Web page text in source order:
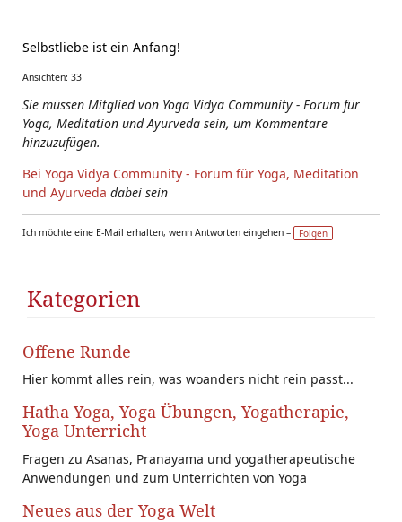
Selbstliebe ist ein Anfang!
Ansichten: 33
Sie müssen Mitglied von Yoga Vidya Community - Forum für
Yoga, Meditation und Ayurveda sein, um Kommentare
hinzuzufügen.
Bei Yoga Vidya Community - Forum für Yoga, Meditation
und Ayurveda dabei sein
Ich möchte eine E-Mail erhalten, wenn Antworten eingehen – Folgen
Kategorien
Offene Runde
Hier kommt alles rein, was woanders nicht rein passt...
Hatha Yoga, Yoga Übungen, Yogatherapie,
Yoga Unterricht
Fragen zu Asanas, Pranayama und yogatherapeutische
Anwendungen und zum Unterrichten von Yoga
Neues aus der Yoga Welt